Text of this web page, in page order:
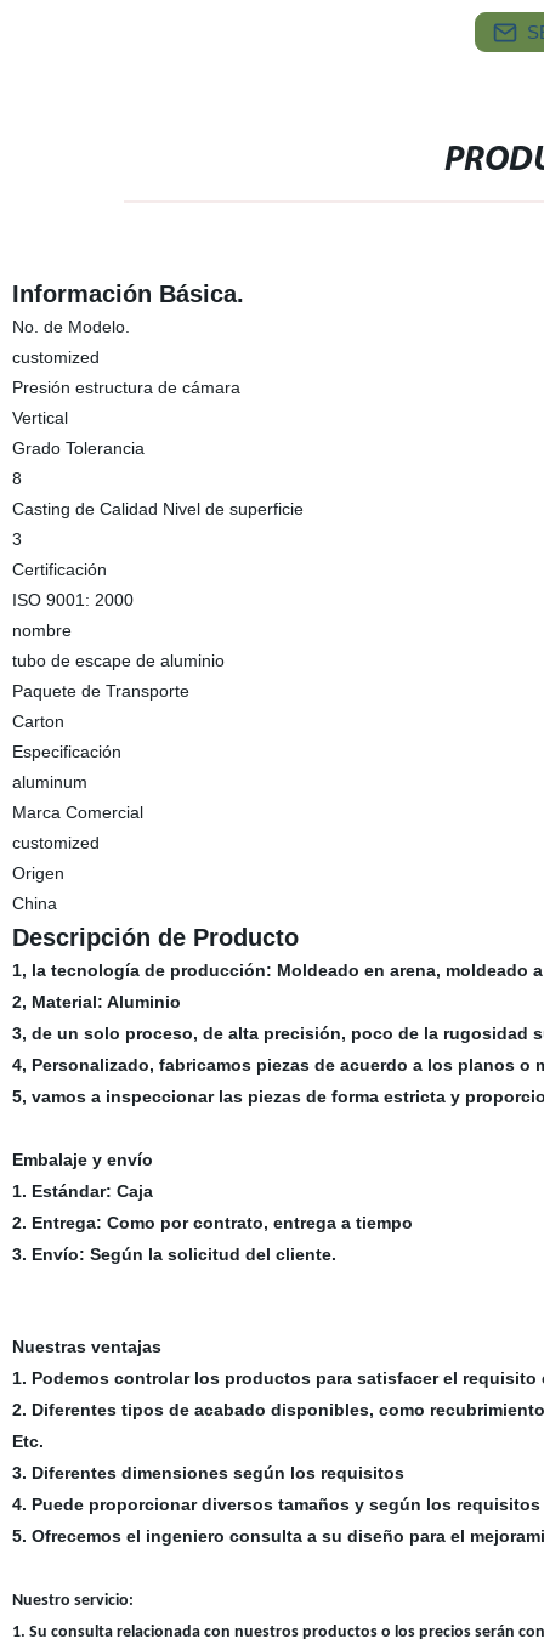
Información Básica.
No. de Modelo.
customized
Presión estructura de cámara
Vertical
Grado Tolerancia
8
Casting de Calidad Nivel de superficie
3
Certificación
ISO 9001: 2000
nombre
tubo de escape de aluminio
Paquete de Transporte
Carton
Especificación
aluminum
Marca Comercial
customized
Origen
China
Descripción de Producto
1, la tecnología de producción: Moldeado en arena, moldeado
2, Material: Aluminio
3, de un solo proceso, de alta precisión, poco de la rugosidad
4, Personalizado, fabricamos piezas de acuerdo a los planos o
5, vamos a inspeccionar las piezas de forma estricta y
Embalaje y envío
1. Estándar: Caja
2. Entrega: Como por contrato, entrega a tiempo
3. Envío: Según la solicitud del cliente.
Nuestras ventajas
1. Podemos controlar los productos para satisfacer el requisito
2. Diferentes tipos de acabado disponibles, como
Etc.
3. Diferentes dimensiones según los requisitos
4. Puede proporcionar diversos tamaños y según los
5. Ofrecemos el ingeniero consulta a su diseño para el
Nuestro servicio:
1. Su consulta relacionada con nuestros productos o los precios serán